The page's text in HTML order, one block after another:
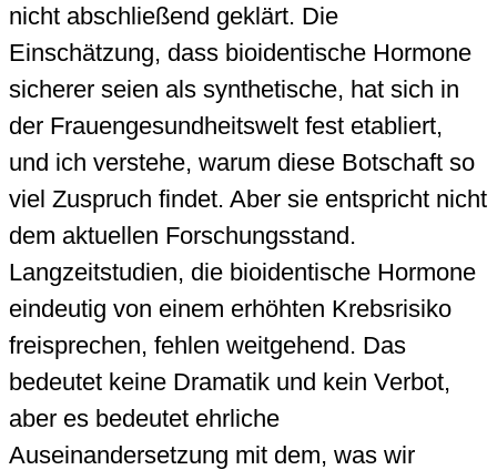
nicht abschließend geklärt. Die
Einschätzung, dass bioidentische Hormone
sicherer seien als synthetische, hat sich in
der Frauengesundheitswelt fest etabliert,
und ich verstehe, warum diese Botschaft so
viel Zuspruch findet. Aber sie entspricht nicht
dem aktuellen Forschungsstand.
Langzeitstudien, die bioidentische Hormone
eindeutig von einem erhöhten Krebsrisiko
freisprechen, fehlen weitgehend. Das
bedeutet keine Dramatik und kein Verbot,
aber es bedeutet ehrliche
Auseinandersetzung mit dem, was wir